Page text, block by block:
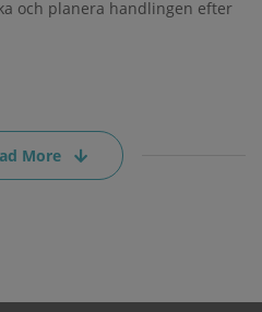
och planera handlingen efter
More